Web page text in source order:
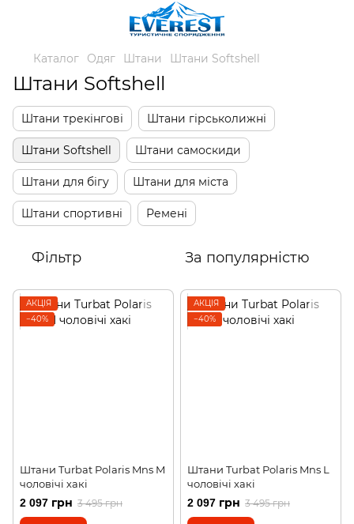
Каталог Одяг Штани Штани Softshell
Штани Softshell
Штани трекінгові Штани гірськолижні
Штани Softshell Штани самоскиди
Штани для бігу Штани для міста
Штани спортивні Ремені
Фільтр За популярністю
АКЦІЯ
−40%
Штани Turbat Polaris Mns M
чоловічі хакі
2 097 грн 3 495 грн
АКЦІЯ
−40%
Штани Turbat Polaris Mns L
чоловічі хакі
2 097 грн 3 495 грн